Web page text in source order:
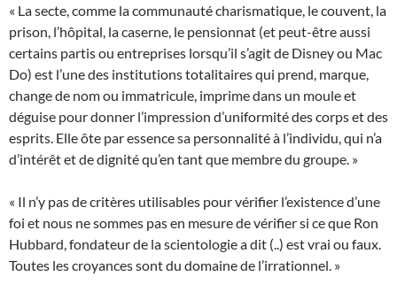
« La secte, comme la communauté charismatique, le couvent, la
prison, l’hôpital, la caserne, le pensionnat (et peut-être aussi
certains partis ou entreprises lorsqu’il s’agit de Disney ou Mac
Do) est l’une des institutions totalitaires qui prend, marque,
change de nom ou immatricule, imprime dans un moule et
déguise pour donner l’impression d’uniformité des corps et des
esprits. Elle ôte par essence sa personnalité à l’individu, qui n’a
d’intérêt et de dignité qu’en tant que membre du groupe. »
« Il n’y pas de critères utilisables pour vérifier l’existence d’une
foi et nous ne sommes pas en mesure de vérifier si ce que Ron
Hubbard, fondateur de la scientologie a dit (..) est vrai ou faux.
Toutes les croyances sont du domaine de l’irrationnel. »